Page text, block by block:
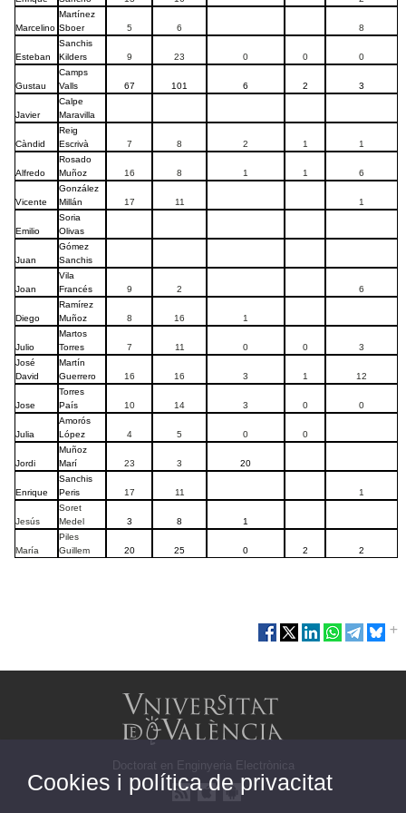
Marcelino
Martínez
Sboer
5 6 8
Esteban
Sanchis
Kilders
9 23 0 0 0
Gustau
Camps
Valls
67 101 6 2 3
Javier
Calpe
Maravilla
Càndid
Reig
Escrivà
7 8 2 1 1
Alfredo
Rosado
Muñoz
16 8 1 1 6
Vicente
González
Millán
17 11 1
Emilio
Soria
Olivas
Juan
Gómez
Sanchis
Joan
Vila
Francés
9 2 6
Diego
Ramírez
Muñoz
8 16 1
Julio
Martos
Torres
7 11 0 0
3
José
David
Martín
Guerrero
16 16 3 1 12
Jose
Torres
País
10 14 3 0 0
Julia
Amorós
López
4 5 0 0
Jordi
Muñoz
Marí
23 3 20
Enrique
Sanchis
Peris
17 11 1
Jesús
Soret
Medel
3 8 1
María
Piles
Guillem
20 25 0 2 2
Doctorat en Enginyeria Electrònica
Cookies i política de privacitat